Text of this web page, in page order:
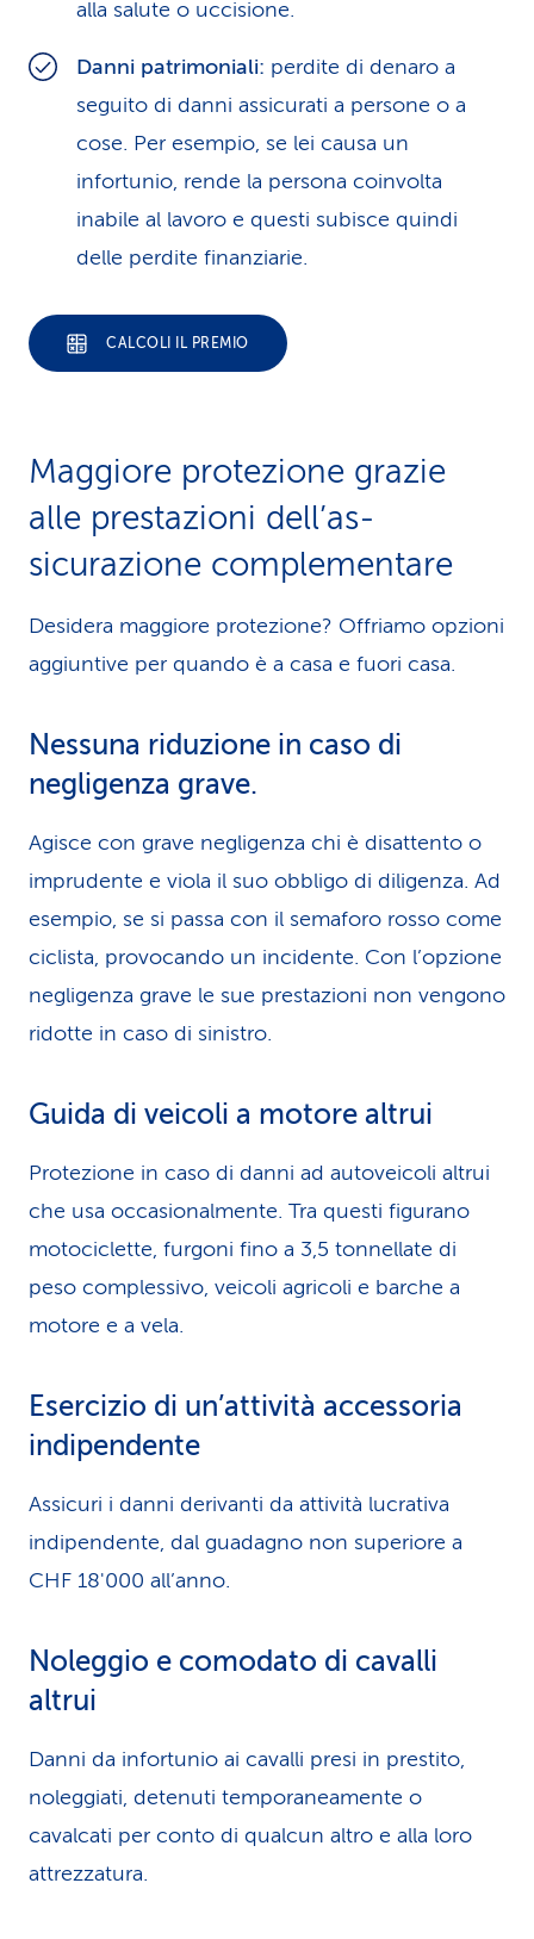
alla salute o uccisione.
Danni patrimoniali: perdite di denaro a
seguito di danni assicurati a persone o a
cose. Per esempio, se lei causa un
infortunio, rende la persona coinvolta
inabile al lavoro e questi subisce quindi
delle perdite finanziarie.
CALCOLI IL PREMIO
Maggiore protezione grazie
alle prestazioni dell’as­
sicurazione complementare
Desidera maggiore protezione? Offriamo opzioni
aggiuntive per quando è a casa e fuori casa.
Nessuna riduzione in caso di
negligenza grave.
Agisce con grave negligenza chi è disattento o
imprudente e viola il suo obbligo di diligenza. Ad
esempio, se si passa con il semaforo rosso come
ciclista, provocando un incidente. Con l’opzione
negligenza grave le sue prestazioni non vengono
ridotte in caso di sinistro.
Guida di veicoli a motore altrui
Protezione in caso di danni ad autoveicoli altrui
che usa occasionalmente. Tra questi figurano
motociclette, furgoni fino a 3,5 tonnellate di
peso complessivo, veicoli agricoli e barche a
motore e a vela.
Esercizio di un’attività accessoria
indipendente
Assicuri i danni derivanti da attività lucrativa
indipendente, dal guadagno non superiore a
CHF 18'000 all’anno.
Noleggio e comodato di cavalli
altrui
Danni da infortunio ai cavalli presi in prestito,
noleggiati, detenuti temporaneamente o
cavalcati per conto di qualcun altro e alla loro
attrezzatura.